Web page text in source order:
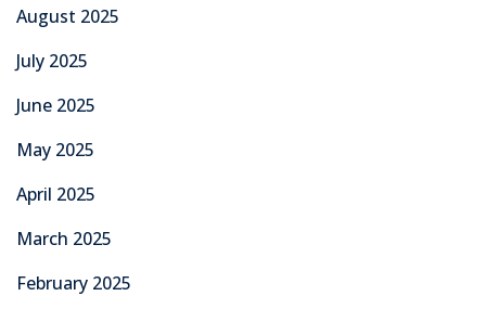
August 2025
July 2025
June 2025
May 2025
April 2025
March 2025
February 2025